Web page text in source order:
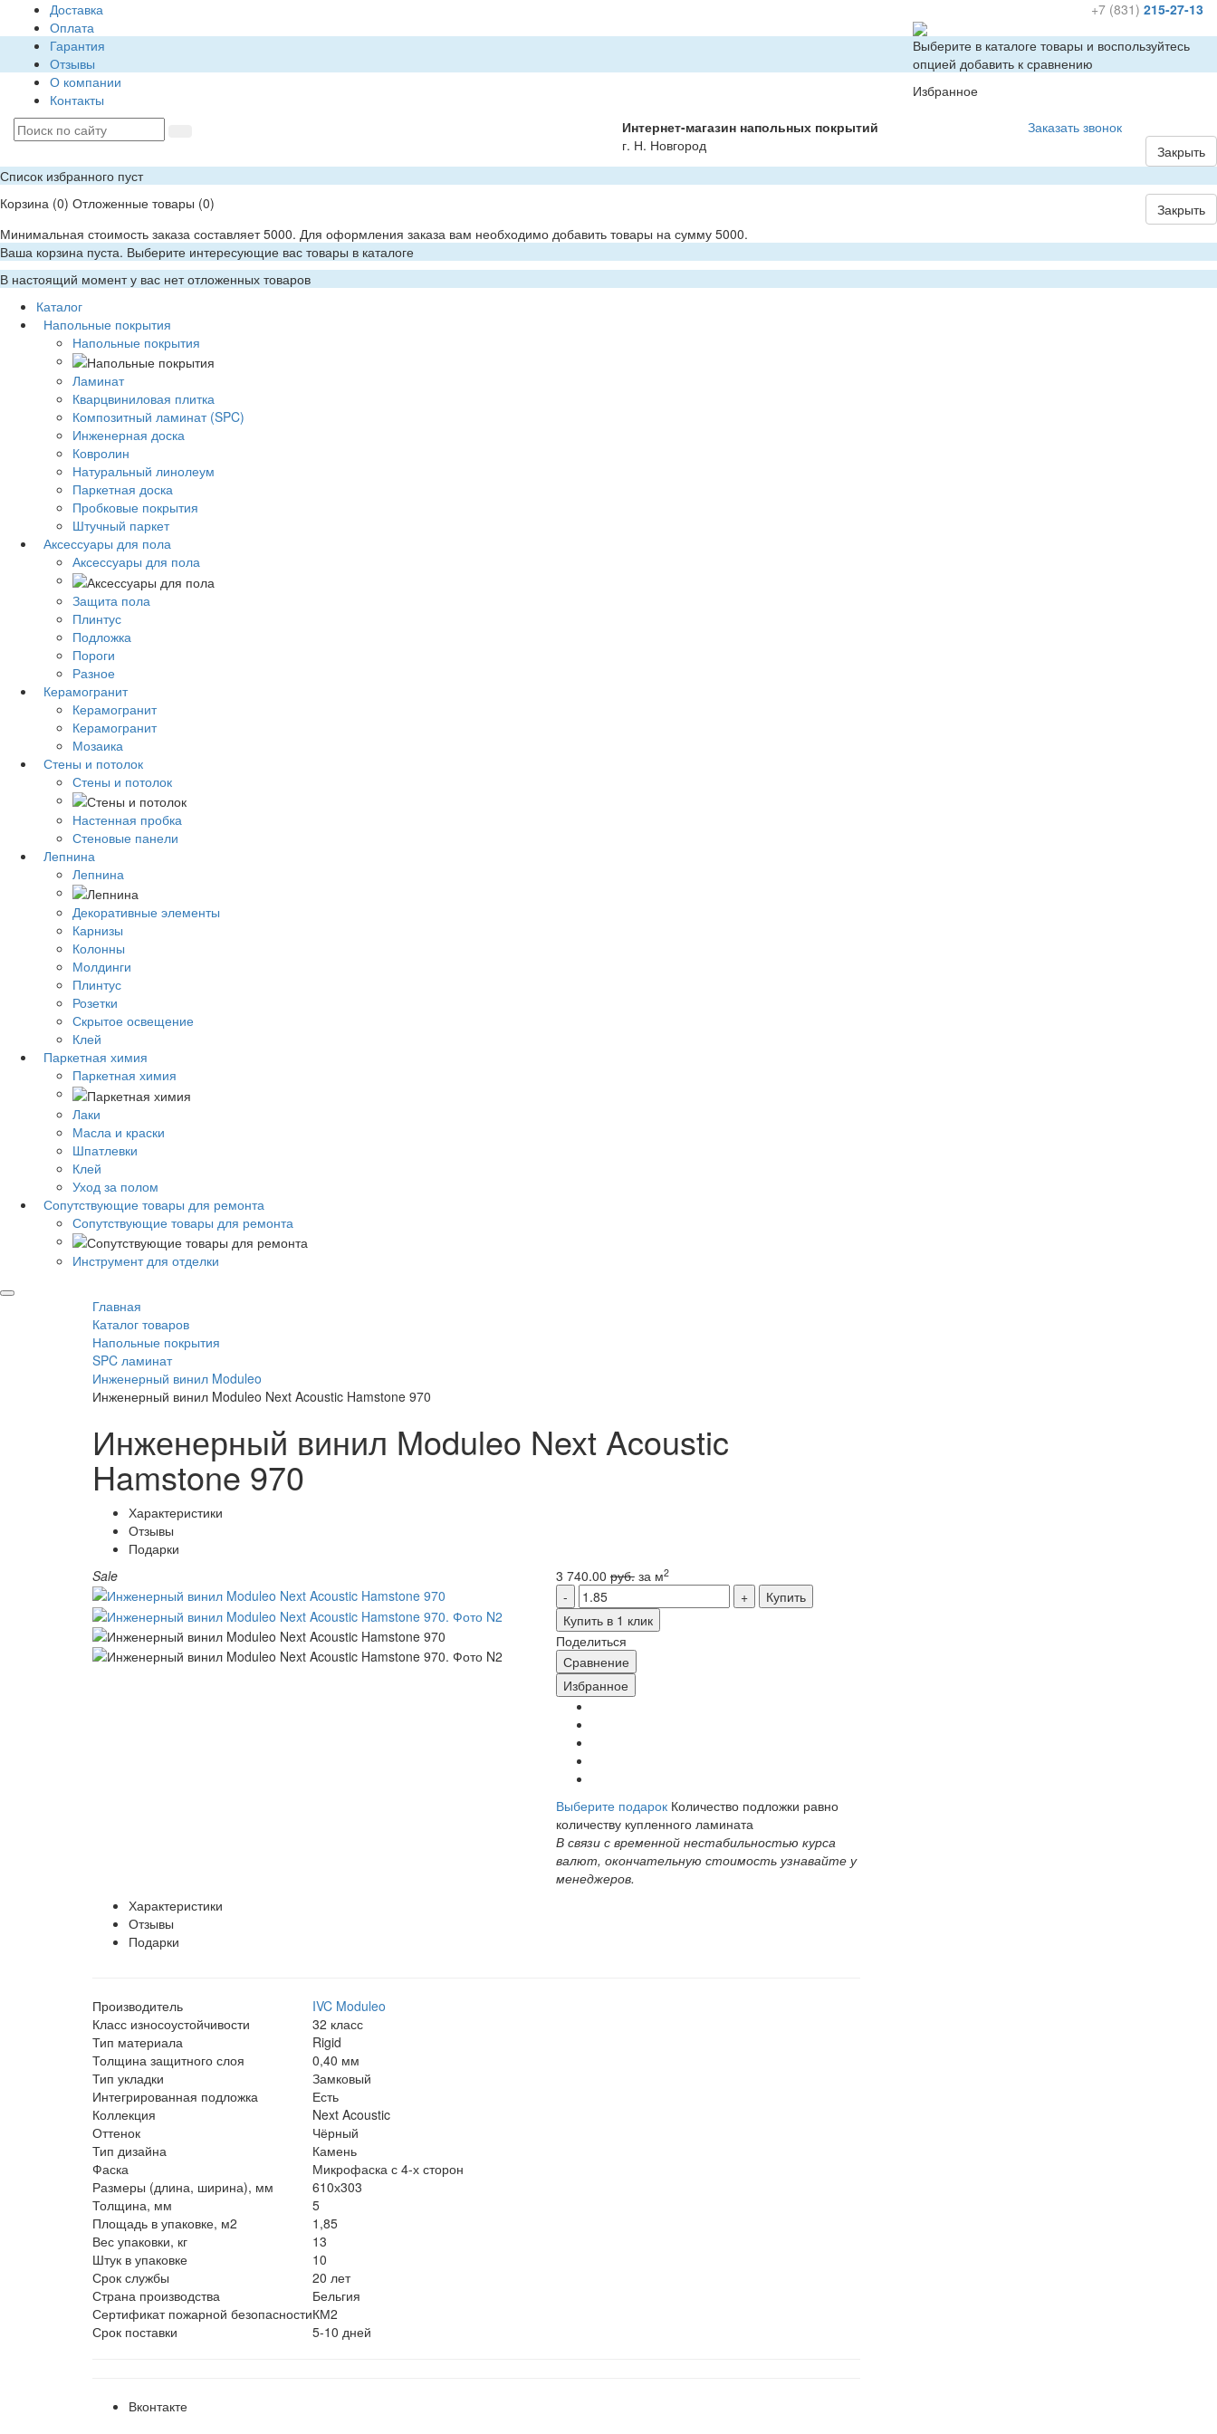
Доставка
Оплата
Гарантия
Отзывы
О компании
Контакты
+7 (831) 215-27-13
Интернет-магазин напольных покрытий
г. Н. Новгород
Заказать звонок
Выберите в каталоге товары и воспользуйтесь
опцией добавить к сравнению
Избранное
Закрыть
Список избранного пуст
Корзина (0) Отложенные товары (0)
Закрыть
Минимальная стоимость заказа составляет 5000. Для оформления заказа вам необходимо добавить товары на сумму 5000.
Ваша корзина пуста. Выберите интересующие вас товары в каталоге
В настоящий момент у вас нет отложенных товаров
Каталог
Напольные покрытия
Напольные покрытия
Ламинат
Кварцвиниловая плитка
Композитный ламинат (SPC)
Инженерная доска
Ковролин
Натуральный линолеум
Паркетная доска
Пробковые покрытия
Штучный паркет
Аксессуары для пола
Аксессуары для пола
Защита пола
Плинтус
Подложка
Пороги
Разное
Керамогранит
Керамогранит
Керамогранит
Мозаика
Стены и потолок
Стены и потолок
Настенная пробка
Стеновые панели
Лепнина
Лепнина
Декоративные элементы
Карнизы
Колонны
Молдинги
Плинтус
Розетки
Скрытое освещение
Клей
Паркетная химия
Паркетная химия
Лаки
Масла и краски
Шпатлевки
Клей
Уход за полом
Сопутствующие товары для ремонта
Сопутствующие товары для ремонта
Инструмент для отделки
Главная
Каталог товаров
Напольные покрытия
SPC ламинат
Инженерный винил Moduleo
Инженерный винил Moduleo Next Acoustic Hamstone 970
Инженерный винил Moduleo Next Acoustic
Hamstone 970
Характеристики
Отзывы
Подарки
Sale
3 740.00руб.за м2
Купить
Купить в 1 клик
Поделиться
Сравнение
Избранное
Выберите подарок Количество подложки равно
количеству купленного ламината
В связи с временной нестабильностью курса
валют, окончательную стоимость узнавайте у
менеджеров.
Характеристики
Отзывы
Подарки
Производитель
IVC Moduleo
Класс износоустойчивости
32 класс
Тип материала
Rigid
Толщина защитного слоя
0,40 мм
Тип укладки
Замковый
Интегрированная подложка
Есть
Коллекция
Next Acoustic
Оттенок
Чёрный
Тип дизайна
Камень
Фаска
Микрофаска с 4-х сторон
Размеры (длина, ширина), мм
610х303
Толщина, мм
5
Площадь в упаковке, м2
1,85
Вес упаковки, кг
13
Штук в упаковке
10
Срок службы
20 лет
Страна производства
Бельгия
Сертификат пожарной безопасностиКМ2
Срок поставки
5-10 дней
Вконтакте